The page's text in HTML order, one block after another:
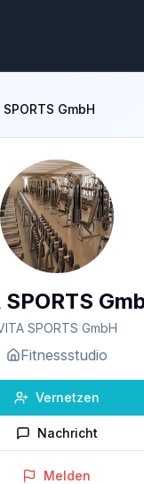
SPORTS GmbH
SPORTS GmbH
Fitnessstudio
Vernetzen
Nachricht
Melden